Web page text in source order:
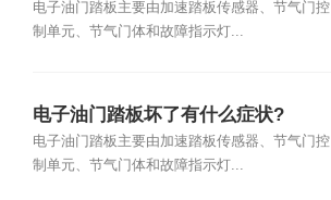
电子油门踏板主要由加速踏板传感器、节气门控
制单元、节气门体和故障指示灯...
电子油门踏板坏了有什么症状?
电子油门踏板主要由加速踏板传感器、节气门控
制单元、节气门体和故障指示灯...